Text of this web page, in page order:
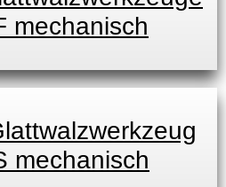
mechanisch
mechanisch